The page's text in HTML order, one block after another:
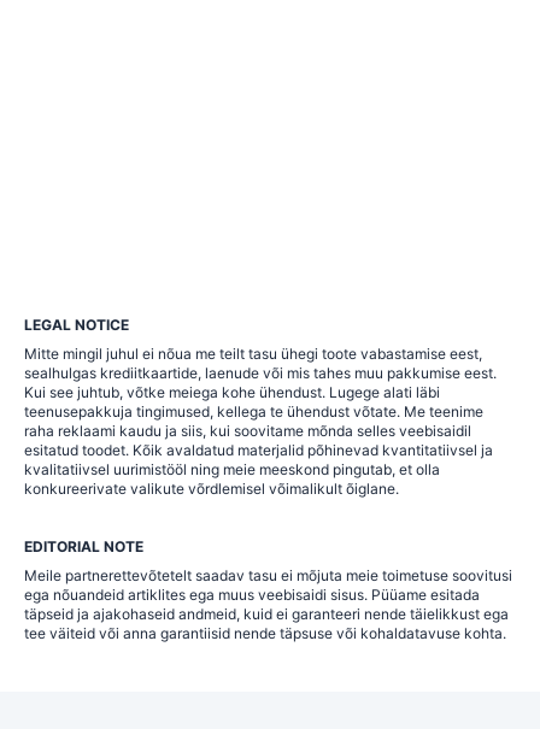
LEGAL NOTICE
Mitte mingil juhul ei nõua me teilt tasu ühegi toote vabastamise eest,
sealhulgas krediitkaartide, laenude või mis tahes muu pakkumise eest.
Kui see juhtub, võtke meiega kohe ühendust. Lugege alati läbi
teenusepakkuja tingimused, kellega te ühendust võtate. Me teenime
raha reklaami kaudu ja siis, kui soovitame mõnda selles veebisaidil
esitatud toodet. Kõik avaldatud materjalid põhinevad kvantitatiivsel ja
kvalitatiivsel uurimistööl ning meie meeskond pingutab, et olla
konkureerivate valikute võrdlemisel võimalikult õiglane.
EDITORIAL NOTE
Meile partnerettevõtetelt saadav tasu ei mõjuta meie toimetuse soovitusi
ega nõuandeid artiklites ega muus veebisaidi sisus. Püüame esitada
täpseid ja ajakohaseid andmeid, kuid ei garanteeri nende täielikkust ega
tee väiteid või anna garantiisid nende täpsuse või kohaldatavuse kohta.